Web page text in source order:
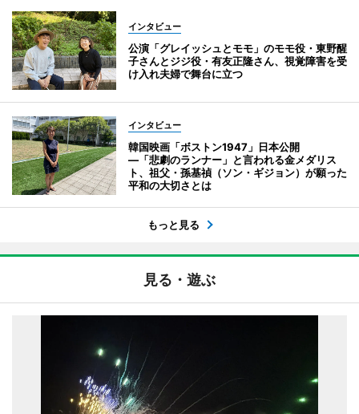
インタビュー
公演「グレイッシュとモモ」のモモ役・東野醒
子さんとジジ役・有友正隆さん、視覚障害を受
け入れ夫婦で舞台に立つ
インタビュー
韓国映画「ボストン1947」日本公開
―「悲劇のランナー」と言われる金メダリス
ト、祖父・孫基禎（ソン・ギジョン）が願った
平和の大切さとは
もっと見る
見る・遊ぶ